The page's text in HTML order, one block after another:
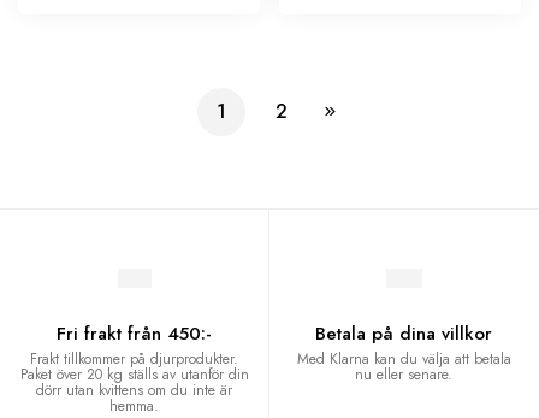
1 2
Fri frakt från 450:-
Frakt tillkommer på djurprodukter.
Paket över 20 kg ställs av utanför din
dörr utan kvittens om du inte är
hemma.
Betala på dina villkor
Med Klarna kan du välja att betala
nu eller senare.